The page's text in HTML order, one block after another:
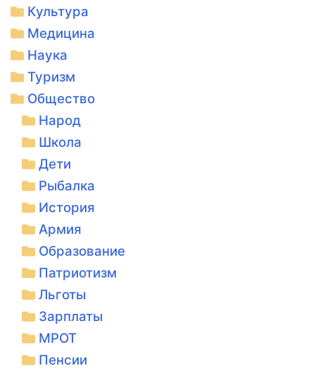
Культура
Медицина
Наука
Туризм
Общество
Народ
Школа
Дети
Рыбалка
История
Армия
Образование
Патриотизм
Льготы
Зарплаты
МРОТ
Пенсии